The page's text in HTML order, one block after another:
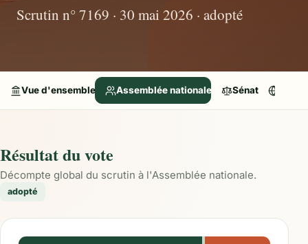
Scrutin n° 7169 · 30 mai 2026 · adopté
Vue d'ensemble Assemblée nationale Sénat
Résultat du vote
Décompte global du scrutin à l'Assemblée nationale.
adopté